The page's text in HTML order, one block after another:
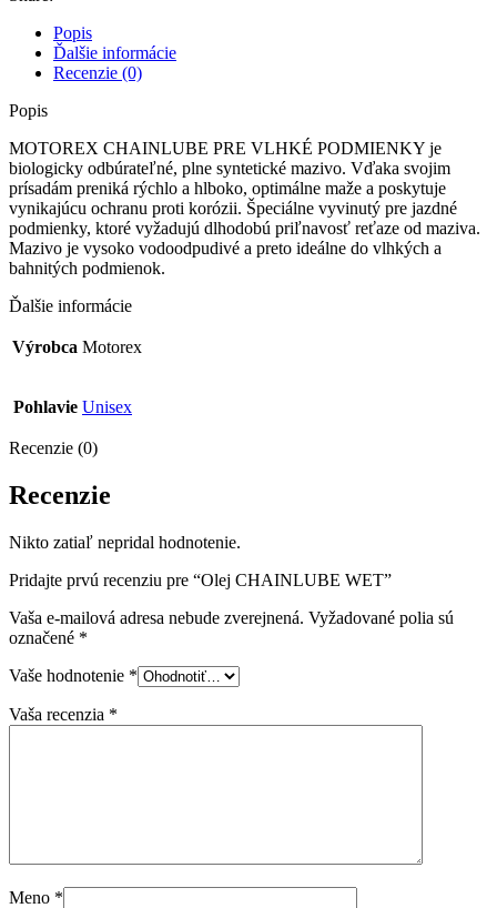
Popis
Ďalšie informácie
Recenzie (0)
Popis
MOTOREX CHAINLUBE PRE VLHKÉ PODMIENKY je
biologicky odbúrateľné, plne syntetické mazivo. Vďaka svojim
prísadám preniká rýchlo a hlboko, optimálne maže a poskytuje
vynikajúcu ochranu proti korózii. Špeciálne vyvinutý pre jazdné
podmienky, ktoré vyžadujú dlhodobú priľnavosť reťaze od maziva.
Mazivo je vysoko vodoodpudivé a preto ideálne do vlhkých a
bahnitých podmienok.
Ďalšie informácie
Výrobca Motorex
Pohlavie Unisex
Recenzie (0)
Recenzie
Nikto zatiaľ nepridal hodnotenie.
Pridajte prvú recenziu pre “Olej CHAINLUBE WET”
Vaša e-mailová adresa nebude zverejnená. Vyžadované polia sú
označené *
Vaše hodnotenie *
Vaša recenzia *
Meno *